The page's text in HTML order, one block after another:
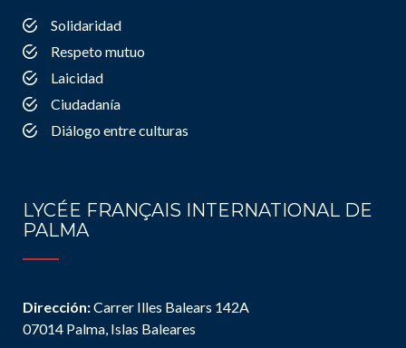
Solidaridad
Respeto mutuo
Laicidad
Ciudadanía
Diálogo entre culturas
LYCÉE FRANÇAIS INTERNATIONAL DE
PALMA
Dirección:Carrer Illes Balears 142A
07014 Palma, Islas Baleares